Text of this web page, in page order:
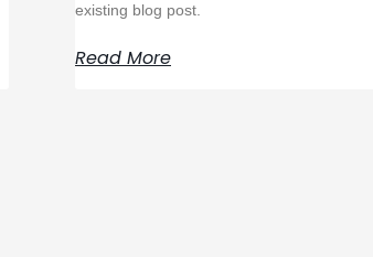
existing blog post.
Read More